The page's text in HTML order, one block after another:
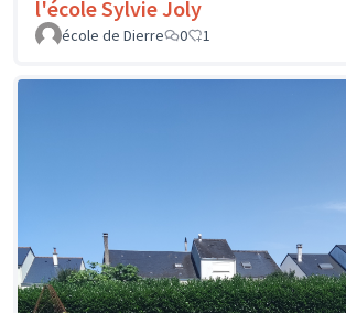
l'école Sylvie Joly
école de Dierre
0 1